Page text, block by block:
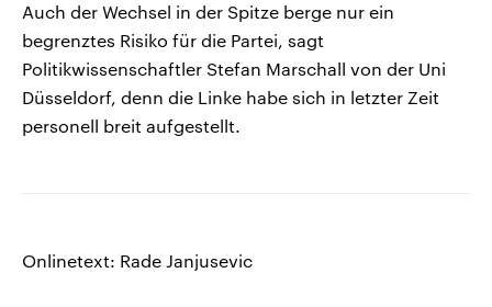
Auch der Wechsel in der Spitze berge nur ein
begrenztes Risiko für die Partei, sagt
Politikwissenschaftler Stefan Marschall von der Uni
Düsseldorf, denn die Linke habe sich in letzter Zeit
personell breit aufgestellt.
Onlinetext: Rade Janjusevic